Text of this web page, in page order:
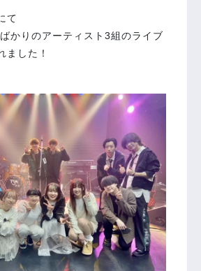
て
かりのアーティスト3組のライブ
ました！